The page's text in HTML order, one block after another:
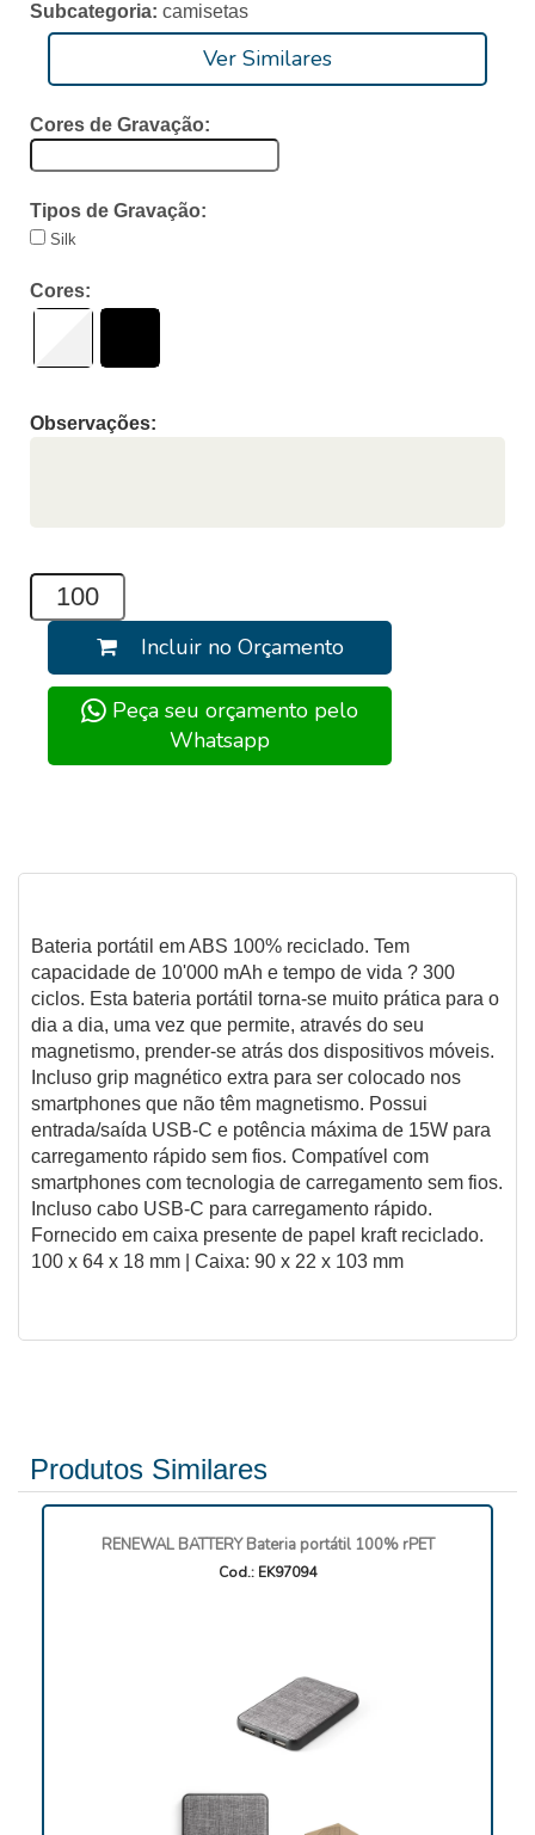
Subcategoria: camisetas
Ver Similares
Cores de Gravação:
Tipos de Gravação:
Silk
Cores:
Observações:
Incluir no Orçamento
Peça seu orçamento pelo
Whatsapp
Bateria portátil em ABS 100% reciclado. Tem
capacidade de 10'000 mAh e tempo de vida ? 300
ciclos. Esta bateria portátil torna-se muito prática para o
dia a dia, uma vez que permite, através do seu
magnetismo, prender-se atrás dos dispositivos móveis.
Incluso grip magnético extra para ser colocado nos
smartphones que não têm magnetismo. Possui
entrada/saída USB-C e potência máxima de 15W para
carregamento rápido sem fios. Compatível com
smartphones com tecnologia de carregamento sem fios.
Incluso cabo USB-C para carregamento rápido.
Fornecido em caixa presente de papel kraft reciclado.
100 x 64 x 18 mm | Caixa: 90 x 22 x 103 mm
Produtos Similares
RENEWAL BATTERY Bateria portátil 100% rPET
Cod.: EK97094